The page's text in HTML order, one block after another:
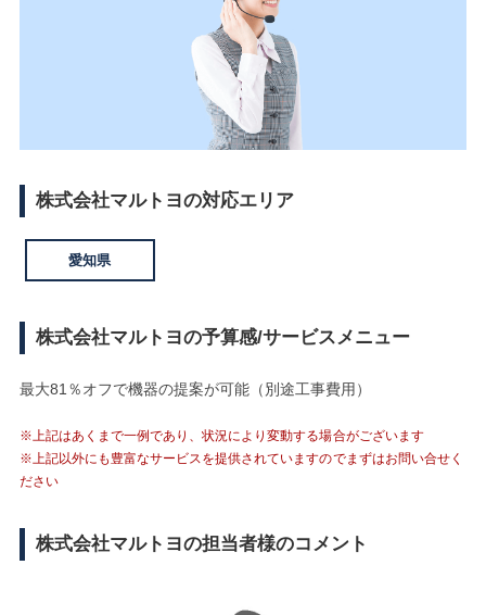
株式会社マルトヨの対応エリア
愛知県
株式会社マルトヨの予算感/サービスメニュー
最大81％オフで機器の提案が可能（別途工事費用）
※上記はあくまで一例であり、状況により変動する場合がございます
※上記以外にも豊富なサービスを提供されていますのでまずはお問い合せく
ださい
株式会社マルトヨの担当者様のコメント